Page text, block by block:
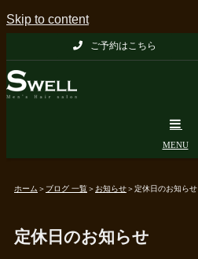
Skip to content
ご予約はこちら
ホーム ＞ ブログ 一覧＞ お知らせ＞定休日のお知らせ
定休日のお知らせ